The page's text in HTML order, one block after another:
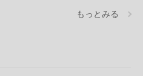
もっとみる